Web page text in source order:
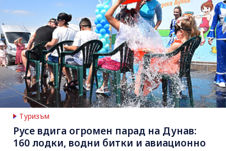
Туризъм
Русе вдига огромен парад на Дунав:
160 лодки, водни битки и авиационно